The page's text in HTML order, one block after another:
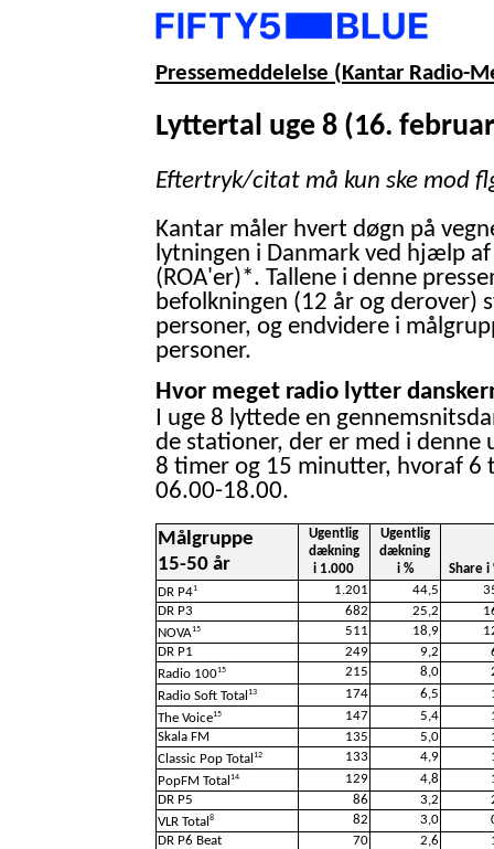
Pressemeddelelse (Kantar Radio-
Lyttertal uge 8 (16.
Eftertryk/citat må kun ske mod
Kantar måler hvert døgn på
lytningen i Danmark ved hjælp
(ROA'er)*. Tallene i denne
befolkningen (12 år og derover)
personer, og endvidere i
personer.
Hvor meget radio lytter
I uge 8 lyttede en
de stationer, der er med i denne
8 timer og 15 minutter, hvoraf
06.00-18.00.
Målgruppe
15-50 år
Ugentlig
dækning
i 1.000
Ugentlig
dækning
i %
Share i
DR P41 1.201 44,5
DR P3
682 25,2
NOVA15 511 18,9
DR P1
249 9,2
Radio 10015 215 8,0
Radio Soft Total 13 174 6,5
The Voice15 147 5,4
Skala FM
135 5,0
Classic Pop Total 12 133 4,9
PopFM Total 14 129 4,8
DR P5
86 3,2
VLR Total 8 82 3,0
DR P6 Beat
70 2,6